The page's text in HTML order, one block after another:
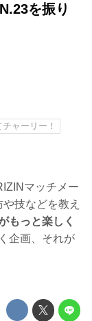
を振り
ャーリー！
マッチメー
技などを教え
もっと楽しく
企画、それが